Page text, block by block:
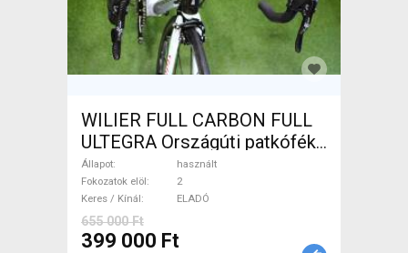
WILIER FULL CARBON FULL
ULTEGRA Országúti patkófék
használt ELADÓ
Állapot
használt
Fokozatok elöl
2
Keres / Kínál
ELADÓ
655 000 Ft
399 000 Ft